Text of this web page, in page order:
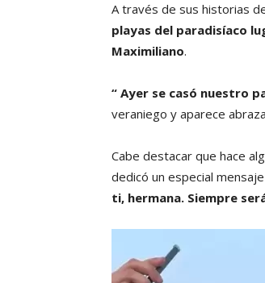
A través de sus historias
playas del paradisíaco
Maximiliano.
“ Ayer se casó nuestro
veraniego y aparece
Cabe destacar que hace
dedicó un especial
ti, hermana. Siempre